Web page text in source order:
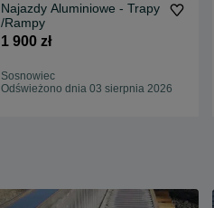
Najazdy Aluminiowe - Trapy
/Rampy
1 900 zł
Sosnowiec
Odświeżono dnia 03 sierpnia 2026